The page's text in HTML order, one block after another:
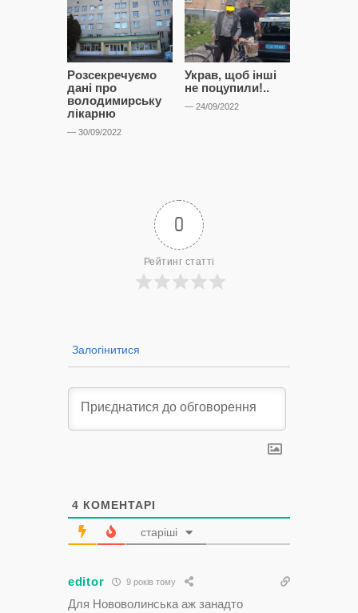
Розсекречуємо
дані про
володимирську
лікарню
— 30/09/2022
Украв, щоб інші
не поцупили!..
— 24/09/2022
0
Рейтинг статті
Залогінитися
4 КОМЕНТАРІ
старіші
editor 9 років тому
Для Нововолинська аж занадто